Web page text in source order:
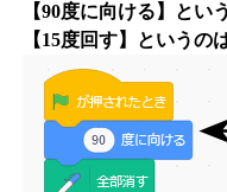
【90度に向ける】とい
【15度回す】というの